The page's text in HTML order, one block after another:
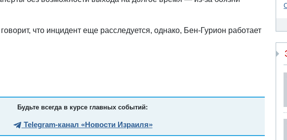
что инцидент еще расследуется, однако, Бен-Гурион работает
Будьте всегда в курсе главных событий:
Telegram-канал «Новости Израиля»